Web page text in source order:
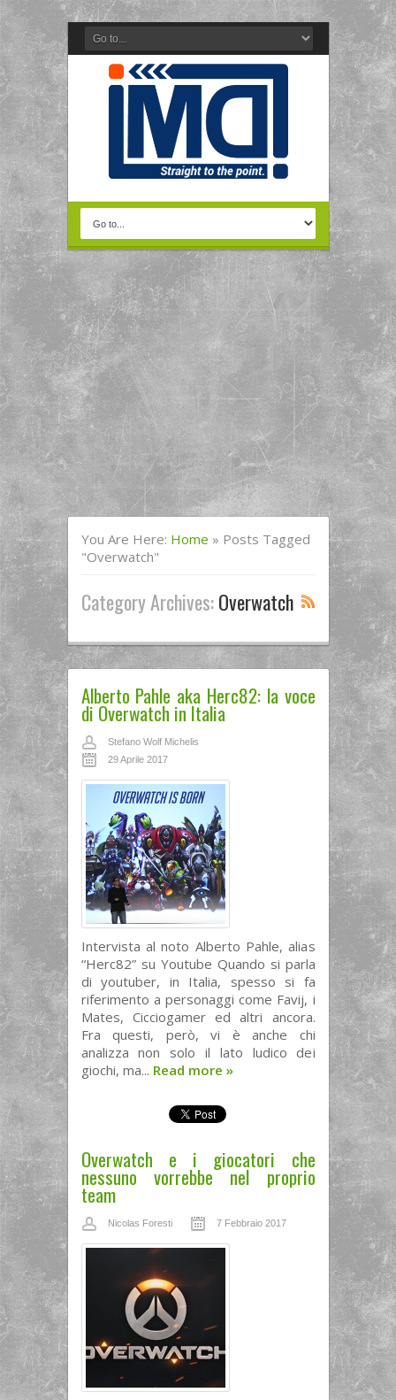
You Are Here: Home » Posts Tagged
"Overwatch"
Category Archives:Overwatch
Alberto Pahle aka Herc82: la voce
di Overwatch in Italia
Stefano Wolf Michelis
29 Aprile 2017
Intervista al noto Alberto Pahle, alias
“Herc82” su Youtube Quando si parla
di youtuber, in Italia, spesso si fa
riferimento a personaggi come Favij, i
Mates, Cicciogamer ed altri ancora.
Fra questi, però, vi è anche chi
analizza non solo il lato ludico dei
giochi, ma... Read more »
Overwatch e i giocatori che
nessuno vorrebbe nel proprio
team
Nicolas Foresti 7 Febbraio 2017